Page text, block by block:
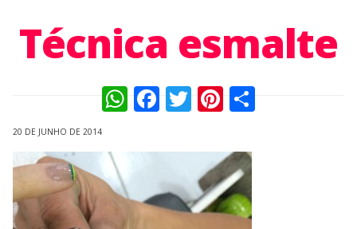
Técnica esmalte
WhatsApp
Facebook
TwitterPinterest
20 DE JUNHO DE 2014